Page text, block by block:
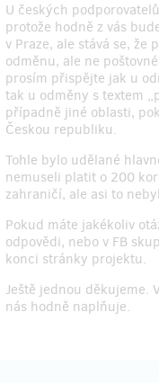
U českých
protože hodně z vás
v Praze, ale stává se, že
odměnu, ale ne
prosím přispějte jak u
tak u odměny s textem
případně jiné oblasti,
Českou republiku.
Tohle bylo udělané
nemuseli platit o 200
zahraničí, ale asi to
Pokud máte jakékoliv
odpovědi, nebo v FB
konci stránky projektu.
Ještě jednou děkujeme.
nás hodně naplňuje.